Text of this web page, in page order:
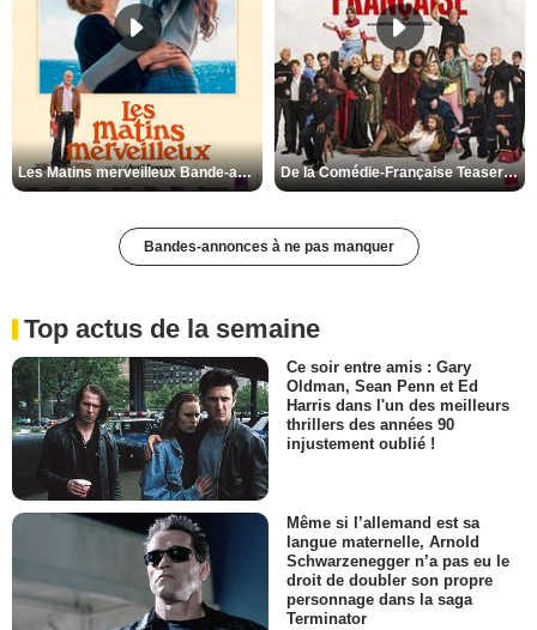
Les Matins merveilleux Bande-annonce VF De la Comédie-Française Teaser VF
Bandes-annonces à ne pas manquer
Top actus de la semaine
Ce soir entre amis : Gary
Oldman, Sean Penn et Ed
Harris dans l'un des meilleurs
thrillers des années 90
injustement oublié !
Même si l’allemand est sa
langue maternelle, Arnold
Schwarzenegger n’a pas eu le
droit de doubler son propre
personnage dans la saga
Terminator